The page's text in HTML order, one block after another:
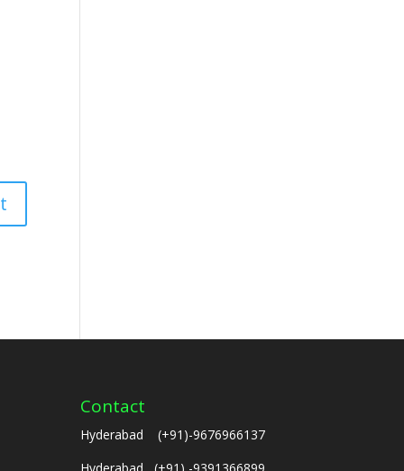
Contact
Hyderabad (+91)-9676966137
Hyderabad (+91) -9391366899